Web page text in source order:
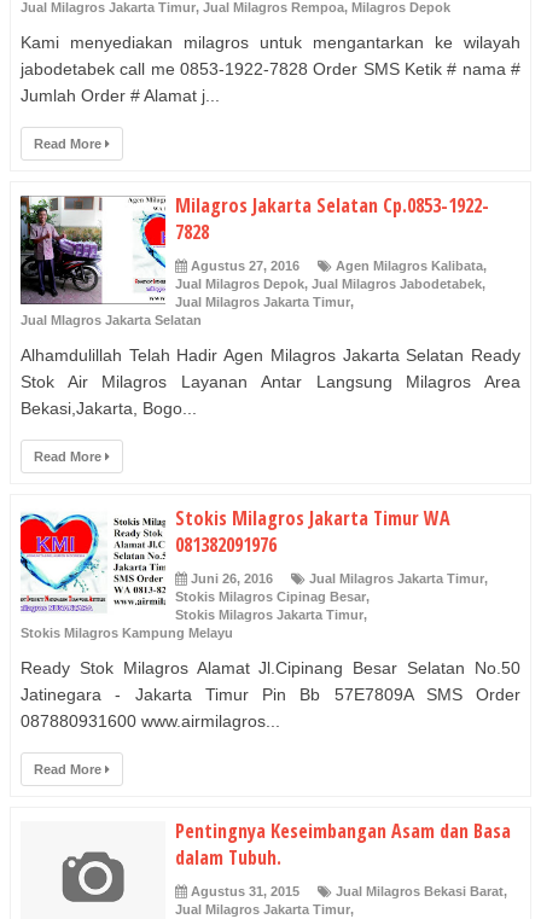
Jual Milagros Jakarta Timur, Jual Milagros Rempoa, Milagros Depok
Kami menyediakan milagros untuk mengantarkan ke wilayah
jabodetabek call me 0853-1922-7828 Order SMS Ketik # nama #
Jumlah Order # Alamat j...
Read More
Milagros Jakarta Selatan Cp.0853-1922-
7828
Agustus 27, 2016 Agen Milagros Kalibata,
Jual Milagros Depok, Jual Milagros Jabodetabek,
Jual Milagros Jakarta Timur,
Jual Mlagros Jakarta Selatan
Alhamdulillah Telah Hadir Agen Milagros Jakarta Selatan Ready
Stok Air Milagros Layanan Antar Langsung Milagros Area
Bekasi,Jakarta, Bogo...
Read More
Stokis Milagros Jakarta Timur WA
081382091976
Juni 26, 2016 Jual Milagros Jakarta Timur,
Stokis Milagros Cipinag Besar,
Stokis Milagros Jakarta Timur,
Stokis Milagros Kampung Melayu
Ready Stok Milagros Alamat Jl.Cipinang Besar Selatan No.50
Jatinegara - Jakarta Timur Pin Bb 57E7809A SMS Order
087880931600 www.airmilagros...
Read More
Pentingnya Keseimbangan Asam dan Basa
dalam Tubuh.
Agustus 31, 2015 Jual Milagros Bekasi Barat,
Jual Milagros Jakarta Timur,